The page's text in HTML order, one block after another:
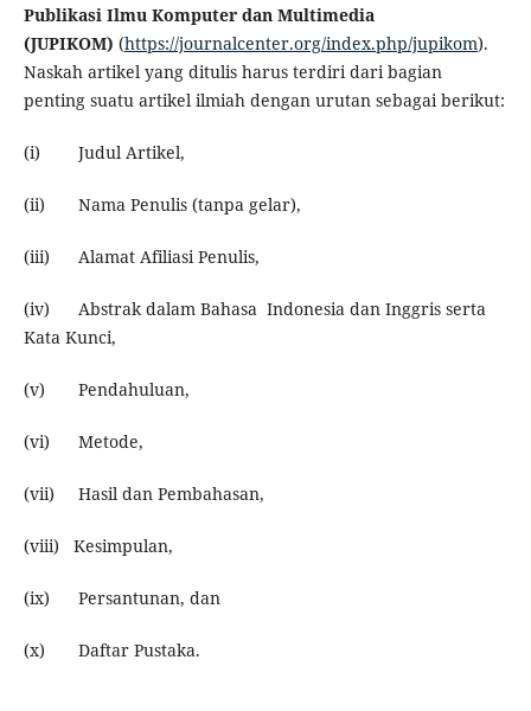
Publikasi Ilmu Komputer dan Multimedia
(JUPIKOM) (https://journalcenter.org/index.php/jupikom).
Naskah artikel yang ditulis harus terdiri dari bagian
penting suatu artikel ilmiah dengan urutan sebagai berikut:
(i) Judul Artikel,
(ii) Nama Penulis (tanpa gelar),
(iii) Alamat Afiliasi Penulis,
(iv) Abstrak dalam Bahasa Indonesia dan Inggris serta
Kata Kunci,
(v) Pendahuluan,
(vi) Metode,
(vii) Hasil dan Pembahasan,
(viii) Kesimpulan,
(ix) Persantunan, dan
(x) Daftar Pustaka.